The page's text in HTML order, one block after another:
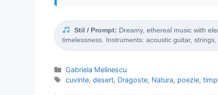
Stil / Prompt: Dreamy, ethereal music with
timelessness. Instruments: acoustic guitar,
Categorii
Gabriela Melinescu
Etichete
cuvinte,desert, Dragoste, Natura, poezie,timp